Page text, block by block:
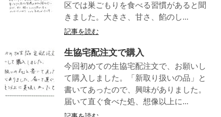
区では巣ごもりを食べる習慣があると聞
きました。大きさ、甘さ、餡のし...
記事を読む
生協宅配注文で購入
今回初めての生協宅配注文で、お願いし
て購入しました。「新取り扱いの品」と
書いてあったので、興味がありました。
届いて直ぐ食べた処、想像以上に...